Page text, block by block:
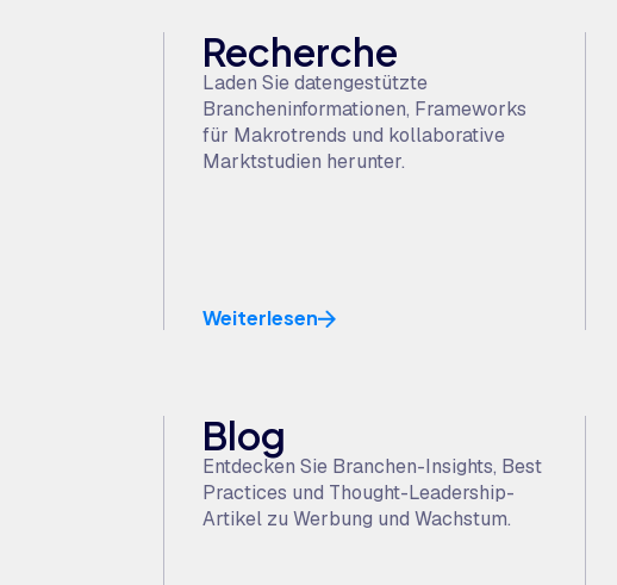
Recherche
Laden Sie datengestützte
Brancheninformationen, Frameworks
für Makrotrends und kollaborative
Marktstudien herunter.
Weiterlesen
Blog
Entdecken Sie Branchen-Insights, Best
Practices und Thought-Leadership-
Artikel zu Werbung und Wachstum.